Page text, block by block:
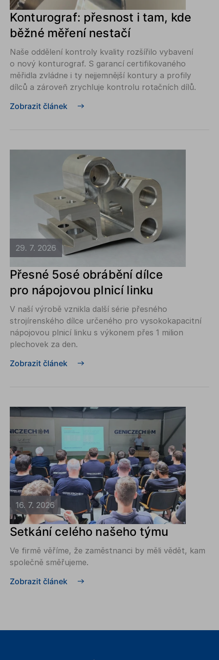
Konturograf: přesnost i tam, kde
běžné měření nestačí
Naše oddělení kontroly kvality rozšířilo vybavení
o nový konturograf. S garancí certifikovaného
měřidla zvládne i ty nejjemnější kontury a profily
dílců a zároveň zrychluje kontrolu rotačních dílů.
Zobrazit článek
29. 7. 2026
Přesné 5osé obrábění dílce
pro nápojovou plnicí linku
V naší výrobě vznikla další série přesného
strojírenského dílce určeného pro vysokokapacitní
nápojovou plnicí linku s výkonem přes 1 milion
plechovek za den.
Zobrazit článek
16. 7. 2026
Setkání celého našeho týmu
Ve firmě věříme, že zaměstnanci by měli vědět, kam
společně směřujeme.
Zobrazit článek